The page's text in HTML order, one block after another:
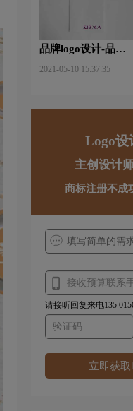
品牌logo设计-品牌vi
2021-05-10 15:37:35
Logo设
主创设计
商标注册不成
请接听回复来电135
立即获